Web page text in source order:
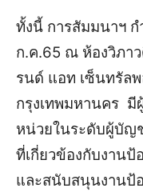
ทั้งนี้ การสัมมนาฯ
ก.ค.65 ณ ห้องวิภา
รนด์ แอท เซ็นทรัล
กรุงเทพมหานคร มี
หน่วยในระดับผู้บัญ
ที่เกี่ยวข้องกับงาน
และสนับสนุนงานป้